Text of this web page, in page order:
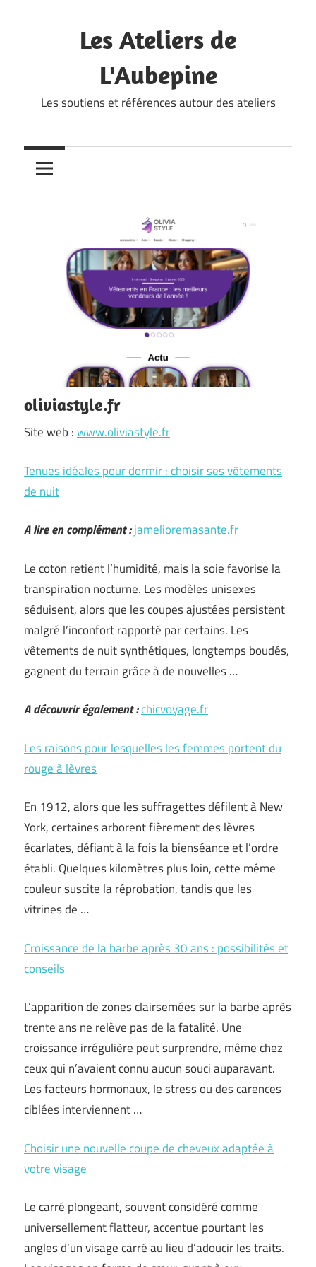
Les Ateliers de
L'Aubepine
Les soutiens et références autour des ateliers
oliviastyle.fr
Site web :www.oliviastyle.fr
Tenues idéales pour dormir : choisir ses vêtements
de nuit
A lire en complément :jamelioremasante.fr
Le coton retient l’humidité, mais la soie favorise la
transpiration nocturne. Les modèles unisexes
séduisent, alors que les coupes ajustées persistent
malgré l’inconfort rapporté par certains. Les
vêtements de nuit synthétiques, longtemps boudés,
gagnent du terrain grâce à de nouvelles …
A découvrir également :chicvoyage.fr
Les raisons pour lesquelles les femmes portent du
rouge à lèvres
En 1912, alors que les suffragettes défilent à New
York, certaines arborent fièrement des lèvres
écarlates, défiant à la fois la bienséance et l’ordre
établi. Quelques kilomètres plus loin, cette même
couleur suscite la réprobation, tandis que les
vitrines de …
Croissance de la barbe après 30 ans : possibilités et
conseils
L’apparition de zones clairsemées sur la barbe après
trente ans ne relève pas de la fatalité. Une
croissance irrégulière peut surprendre, même chez
ceux qui n’avaient connu aucun souci auparavant.
Les facteurs hormonaux, le stress ou des carences
ciblées interviennent …
Choisir une nouvelle coupe de cheveux adaptée à
votre visage
Le carré plongeant, souvent considéré comme
universellement flatteur, accentue pourtant les
angles d’un visage carré au lieu d’adoucir les traits.